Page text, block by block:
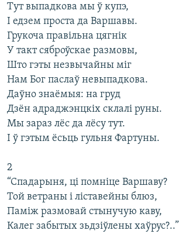
Тут выпадкова мы ў купэ,
І едзем проста да Варшавы.
Грукоча правільна цягнік
У такт сяброўскае размовы,
Што гэты незвычайны міг
Нам Бог паслаў невыпадкова.
Даўно знаёмыя: на груд
Дзён адраджэнцкіх склалі руны.
Мы зараз лёс да лёсу тут.
І ў гэтым ёсьць гульня Фартуны.
2
“Спадарыня, ці помніце Варшаву?
Той ветраны і ліставейны блюз,
Паміж размовай стынучую каву,
Калег забытых зьдзіўлены хаўрус?..”